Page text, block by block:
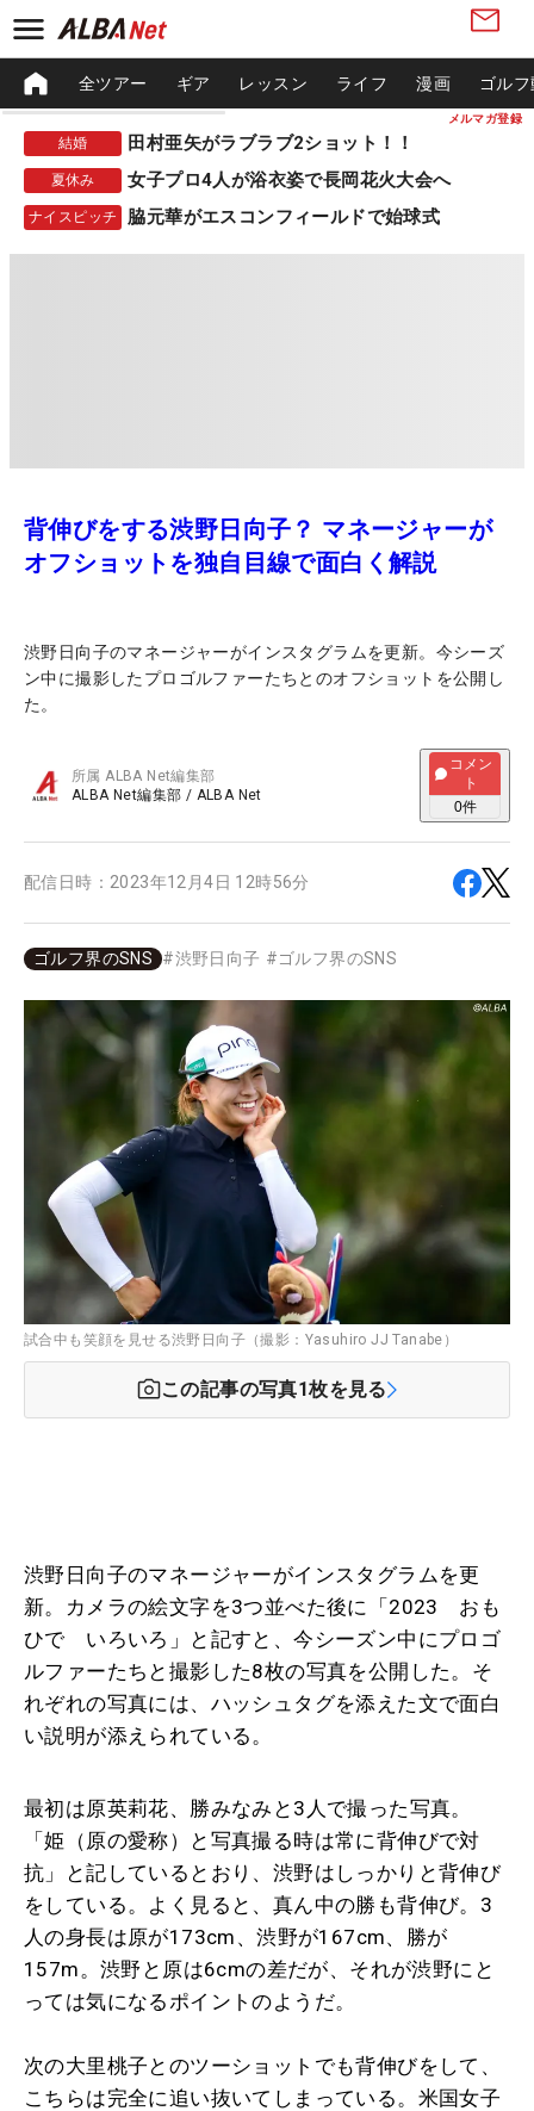
メルマガ登録
全ツアー ギア レッスン ライフ 漫画 ゴル
結婚 田村亜矢がラブラブ2ショット！！
夏休み 女子プロ4人が浴衣姿で長岡花火大会へ
ナイスピッチ 脇元華がエスコンフィールドで始球式
背伸びをする渋野日向子？ マネージャーが
オフショットを独自目線で面白く解説
渋野日向子のマネージャーがインスタグラムを更新。今シーズ
ン中に撮影したプロゴルファーたちとのオフショットを公開し
た。
所属ALBA Net編集部
ALBA Net編集部 / ALBA Net
コメン
ト
0件
配信日時： 2023年12月4日 12時56分
ゴルフ界のSNS #渋野日向子 #ゴルフ界のSNS
試合中も笑顔を見せる渋野日向子（撮影：Yasuhiro JJ Tanabe）
この記事の写真1枚を見る
渋野日向子のマネージャーがインスタグラムを更
新。カメラの絵文字を3つ並べた後に「2023 おも
ひで いろいろ」と記すと、今シーズン中にプロゴ
ルファーたちと撮影した8枚の写真を公開した。そ
れぞれの写真には、ハッシュタグを添えた文で面白
い説明が添えられている。
最初は原英莉花、勝みなみと3人で撮った写真。
「姫（原の愛称）と写真撮る時は常に背伸びで対
抗」と記しているとおり、渋野はしっかりと背伸び
をしている。よく見ると、真ん中の勝も背伸び。3
人の身長は原が173cm、渋野が167cm、勝が
157m。渋野と原は6cmの差だが、それが渋野にと
っては気になるポイントのようだ。
次の大里桃子とのツーショットでも背伸びをして、
こちらは完全に追い抜いてしまっている。米国女子